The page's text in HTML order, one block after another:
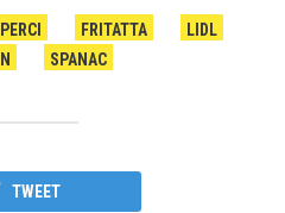
FRITATTA
LIDL
SPANAC
TWEET